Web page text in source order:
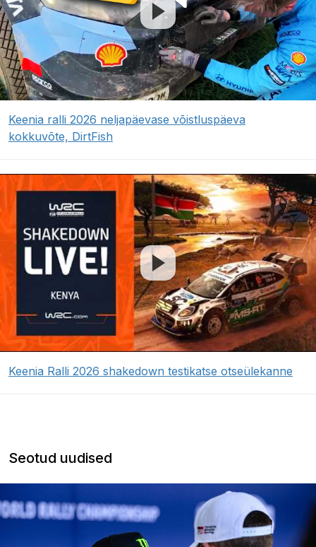
Keenia ralli 2026 neljapäevase võistluspäeva
kokkuvõte, DirtFish
Keenia Ralli 2026 shakedown testikatse otseülekanne
Seotud uudised